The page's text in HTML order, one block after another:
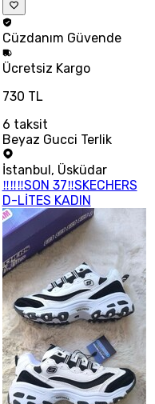
Cüzdanım Güvende
Ücretsiz Kargo
730 TL
6 taksit
Beyaz Gucci Terlik
İstanbul , Üsküdar
‼‼‼SON 37‼SKECHERS
D-LİTES KADIN